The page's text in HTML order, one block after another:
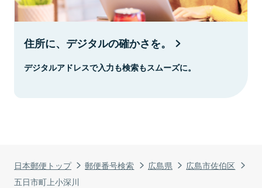
日本郵便トップ 郵便番号検索 広島県
広島市佐伯区
五日市町上小深川
住所に、デジタルの確かさを。
デジタルアドレスで入力も検索もスムーズに。